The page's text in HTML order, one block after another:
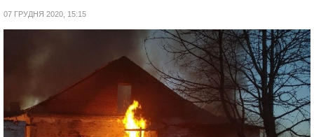
07 ГРУДНЯ 2020, 15:15